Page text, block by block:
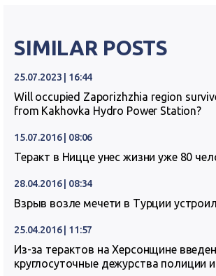
SIMILAR POSTS
25.07.2023 | 16:44
Will occupied Zaporizhzhia region
from Kakhovka Hydro Power Station?
15.07.2016 | 08:06
Теракт в Ницце унес жизни уже 80
28.04.2016 | 08:34
Взрыв возле мечети в Турции
25.04.2016 | 11:57
Из-за терактов на Херсонщине
круглосуточные дежурства полиции